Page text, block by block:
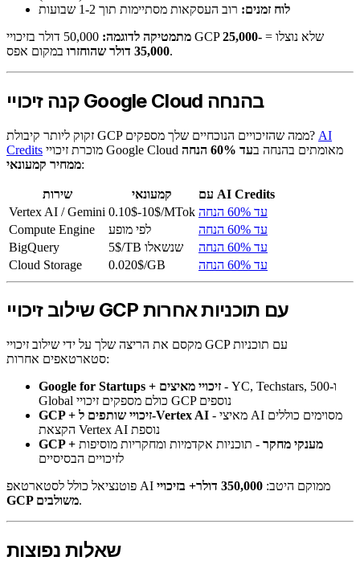
לוח זמנים: רוב העסקאות מסתיימות תוך 1-2 שבועות
מתמטיקה לדוגמה:
50,000 דולר בזיכויי GCP שלא נוצלו = 25,000-
35,000 דולר שהוחזרובמקום אפס.
קנה זיכויי Google Cloud בהנחה
זקוק ליותר קיבולת GCP ממה שהזיכויים הנוכחיים שלך מספקים? AI
Credits
מוכרת זיכויי Google Cloud מאומתים בהנחה ב
עד 60% הנחה
ממחיר קמעונאי:
שירות קמעונאי
עם AI Credits
Vertex AI / Gemini 0.10$-10$/MTok
עד 60% הנחה
Compute Engine
לפי מופע
עד 60% הנחה
BigQuery
5$/TB שנשאלו
עד 60% הנחה
Cloud Storage
0.020$/GB עד 60% הנחה
שילוב זיכויי GCP עם תוכניות אחרות
מקסם את הריצה שלך על ידי שילוב זיכויי GCP עם תוכניות
סטארטאפים אחרות:
Google for Startups + זיכויי מאיצים - YC, Techstars, ו-500
Global כולם מספקים זיכויי GCP נוספים
GCP + זיכויי שותפים ל-Vertex AI - מאיצי AI מסוימים כוללים
הקצאת Vertex AI נוספת
GCP + מענקי מחקר - תוכניות אקדמיות ומחקריות מוסיפות
לזיכויים הבסיסיים
פוטנציאל כולל לסטארטאפ AI ממוקם היטב:
350,000 דולר+ בזיכויי
GCP משולבים.
שאלות נפוצות